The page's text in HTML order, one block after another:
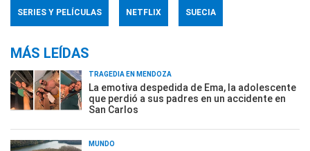
SERIES Y PELÍCULAS NETFLIX SUECIA
MÁS LEÍDAS
TRAGEDIA EN MENDOZA
La emotiva despedida de Ema, la adolescente
que perdió a sus padres en un accidente en
San Carlos
MUNDO